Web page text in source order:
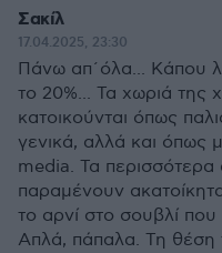
Σακίλ
17.04.2025, 23:30
Πάνω απ΄όλα... Κάπου
το 20%... Τα χωριά της
κατοικούνται όπως
γενικά, αλλά και όπως
media. Τα περισσότερα
παραμένουν
το αρνί στο σουβλί που
Απλά, πάπαλα. Τη θέση